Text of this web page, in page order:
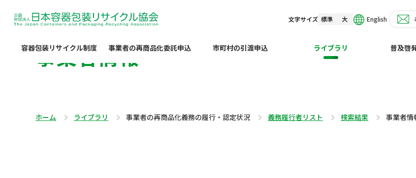
文字サイズ 標準 大 English
容器包装リサイクル制度 事業者の再商品化委託申込 市町村の引渡申込 ライブラリ 普及啓
事業者情報
ホーム ライブラリ 事業者の再商品化義務の履行・認定状況 義務履行者リスト 検索結果 事業者情